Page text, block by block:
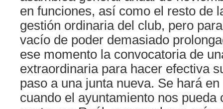
en funciones, así como el resto de
gestión ordinaria del club, pero
vacío de poder demasiado
ese momento la convocatoria de
extraordinaria para hacer efectiva
paso a una junta nueva. Se hará
cuando el ayuntamiento nos pueda